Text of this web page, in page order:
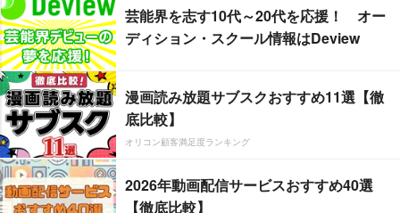
芸能界を志す10代～20代を応援！ オー
ディション・スクール情報はDeview
漫画読み放題サブスクおすすめ11選【徹
底比較】
オリコン顧客満足度ランキング
2026年動画配信サービスおすすめ40選
【徹底比較】